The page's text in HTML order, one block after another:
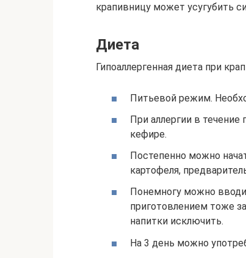
крапивницу может усугубить
Диета
Гипоаллергенная диета при
Питьевой режим.
При аллергии в
кефире.
Постепенно можно
картофеля,
Понемногу можно
приготовлением тоже
напитки исключить.
На 3 день можно